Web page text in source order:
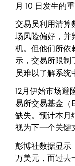
月 10 日发生的
交易员利用清算
场风险偏好，并
机。但他们所依
示，交易所限制
员难以了解系统
12月伊始市场
易所交易基金（
缺失。预计本月
视为下一个关键
彭博社数据显示
万美元，而过去